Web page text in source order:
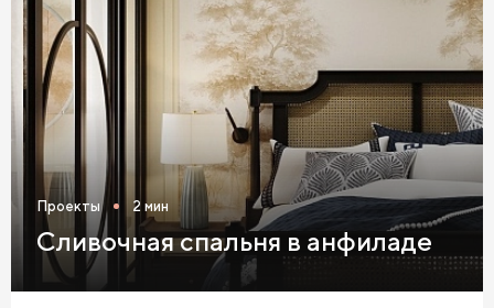
Проекты 2 мин
Сливочная спальня в анфиладе